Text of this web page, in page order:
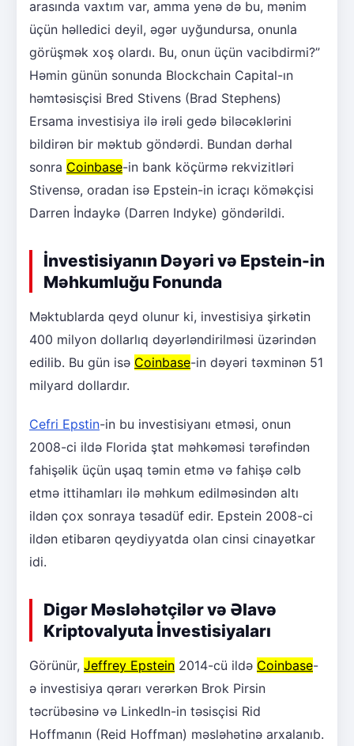
arasında vaxtım var, amma yenə də bu, mənim
üçün həlledici deyil, əgər uyğundursa, onunla
görüşmək xoş olardı. Bu, onun üçün vacibdirmi?”
Həmin günün sonunda Blockchain Capital-ın
həmtəsisçisi Bred Stivens (Brad Stephens)
Ersama investisiya ilə irəli gedə biləcəklərini
bildirən bir məktub göndərdi. Bundan dərhal
sonra Coinbase-in bank köçürmə rekvizitləri
Stivensə, oradan isə Epstein-in icraçı köməkçisi
Darren İndaykə (Darren Indyke) göndərildi.
İnvestisiyanın Dəyəri və Epstein-in
Məhkumluğu Fonunda
Məktublarda qeyd olunur ki, investisiya şirkətin
400 milyon dollarlıq dəyərləndirilməsi üzərindən
edilib. Bu gün isə Coinbase-in dəyəri təxminən 51
milyard dollardır.
Cefri Epstin-in bu investisiyanı etməsi, onun
2008-ci ildə Florida ştat məhkəməsi tərəfindən
fahişəlik üçün uşaq təmin etmə və fahişə cəlb
etmə ittihamları ilə məhkum edilməsindən altı
ildən çox sonraya təsadüf edir. Epstein 2008-ci
ildən etibarən qeydiyyatda olan cinsi cinayətkar
idi.
Digər Məsləhətçilər və Əlavə
Kriptovalyuta İnvestisiyaları
Görünür, Jeffrey Epstein 2014-cü ildə Coinbase-
ə investisiya qərarı verərkən Brok Pirsin
təcrübəsinə və LinkedIn-in təsisçisi Rid
Hoffmanın (Reid Hoffman) məsləhətinə arxalanıb.